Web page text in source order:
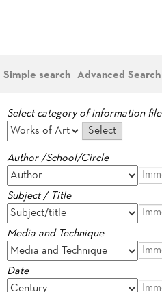
Simple search Advanced Search
Select category of information file
Author /School/Circle
Subject / Title
Media and Technique
Date